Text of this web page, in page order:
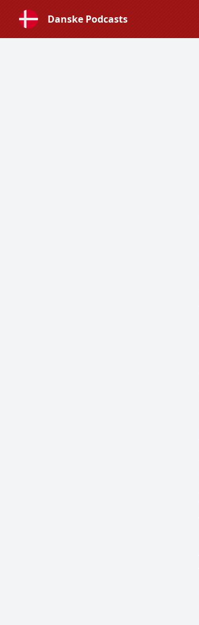
Danske Podcasts